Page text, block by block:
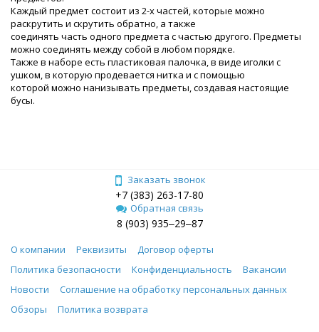
Каждый предмет состоит из 2-х частей, которые можно
раскрутить и скрутить обратно, а также
соединять часть одного предмета с частью другого. Предметы
можно соединять между собой в любом порядке.
Также в наборе есть пластиковая палочка, в виде иголки с
ушком, в которую продевается нитка и с помощью
которой можно нанизывать предметы, создавая настоящие
бусы.
Заказать звонок
+7 (383) 263-17-80
Обратная связь
8 (903) 935‒29‒87
О компании Реквизиты
Договор оферты
Политика безопасности
Конфиденциальность
Вакансии
Новости
Соглашение на обработку персональных данных
Обзоры
Политика возврата